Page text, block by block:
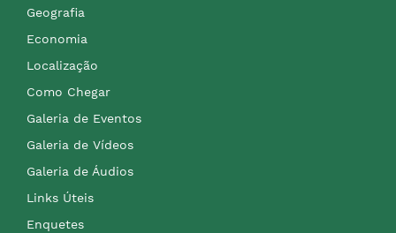
Geografia
Economia
Localização
Como Chegar
Galeria de Eventos
Galeria de Vídeos
Galeria de Áudios
Links Úteis
Enquetes